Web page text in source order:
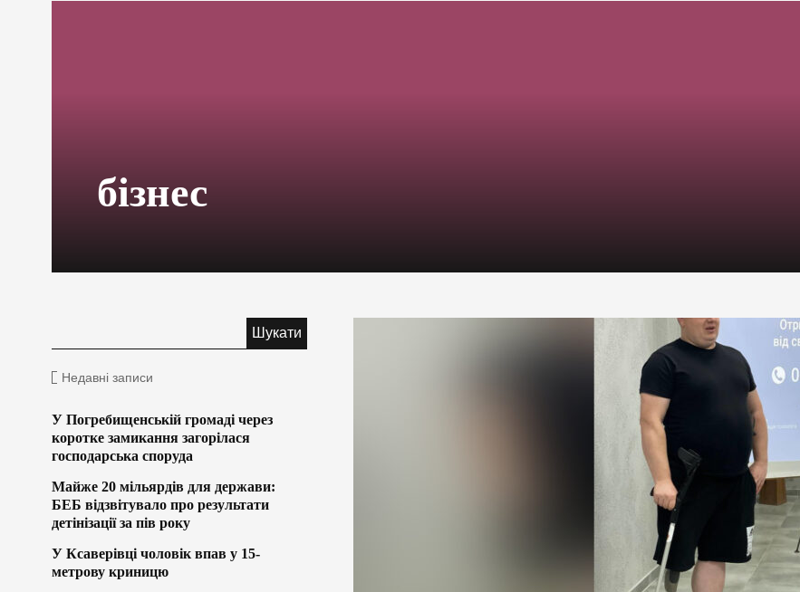
бізнес
Недавні записи
У Погребищенській громаді через
коротке замикання загорілася
господарська споруда
Майже 20 мільярдів для держави:
БЕБ відзвітувало про результати
детінізації за пів року
У Ксаверівці чоловік впав у 15-
метрову криницю